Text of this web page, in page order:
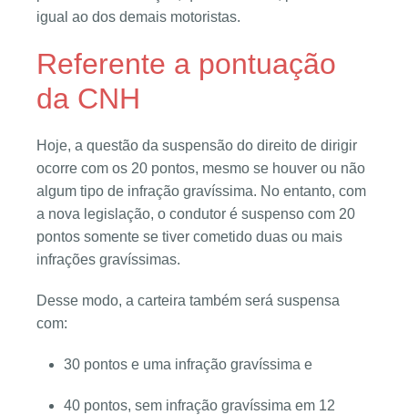
igual ao dos demais motoristas.
Referente a pontuação
da CNH
Hoje, a questão da suspensão do direito de dirigir
ocorre com os 20 pontos, mesmo se houver ou não
algum tipo de infração gravíssima. No entanto, com
a nova legislação, o condutor é suspenso com 20
pontos somente se tiver cometido duas ou mais
infrações gravíssimas.
Desse modo, a carteira também será suspensa
com:
30 pontos e uma infração gravíssima e
40 pontos, sem infração gravíssima em 12